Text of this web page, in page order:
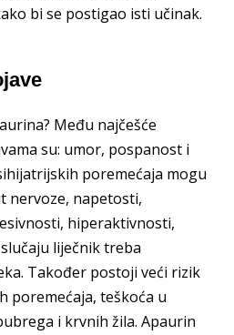
bi se postigao isti učinak.
Među najčešće
su: umor, pospanost i
poremećaja mogu
nervoze, napetosti,
hiperaktivnosti,
liječnik treba
Također postoji veći rizik
poremećaja, teškoća u
i krvnih žila. Apaurin